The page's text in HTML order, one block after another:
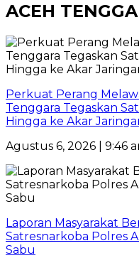
ACEH
Perkuat Perang
Tenggara Tegaskan
Hingga ke Akar
Agustus 6, 2026 | 9:46
Laporan Masyarakat
Satresnarkoba Polres
Sabu